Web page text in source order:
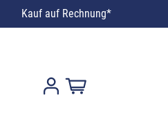
Kauf auf Rechnung*